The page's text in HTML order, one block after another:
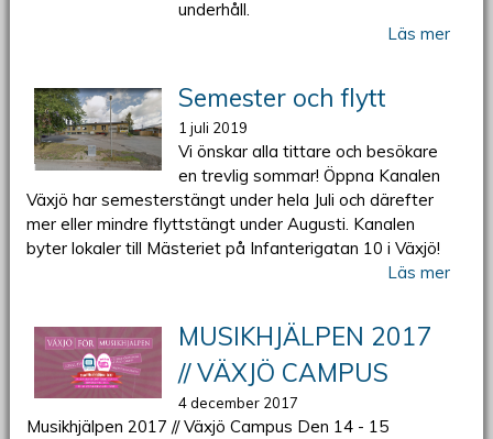
underhåll.
Läs mer
Semester och flytt
1 juli 2019
Vi önskar alla tittare och besökare
en trevlig sommar! Öppna Kanalen
Växjö har semesterstängt under hela Juli och därefter
mer eller mindre flyttstängt under Augusti. Kanalen
byter lokaler till Mästeriet på Infanterigatan 10 i Växjö!
Läs mer
MUSIKHJÄLPEN 2017
// VÄXJÖ CAMPUS
4 december 2017
Musikhjälpen 2017 // Växjö Campus Den 14 - 15